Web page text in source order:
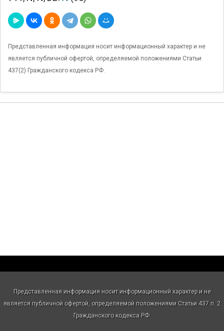
Представленная информация носит информационный характер и не
является публичной офертой, определяемой положениями Статьи
437(2) Гражданского кодекса РФ.
Представленная информация носит информационный характер и не
является публичной офертой, определяемой положениями Статьи 437 п. 2
Гражданского кодекса РФ.